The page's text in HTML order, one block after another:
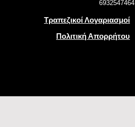
6932547464
Τραπεζικοί Λογαριασμοί
Πολιτική Απορρήτου